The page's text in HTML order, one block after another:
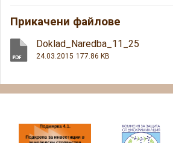
Прикачени файлове
Doklad_Naredba_11_25
24.03.2015 177.86 KB